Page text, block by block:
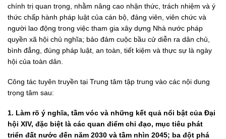
chính trị quan trọng, nhằm nâng cao nhận thức, trách nhiệm và ý
thức chấp hành pháp luật của cán bộ, đảng viên, viên chức và
người lao động trong việc tham gia xây dựng Nhà nước pháp
quyền xã hội chủ nghĩa; bảo đảm cuộc bầu cử diễn ra dân chủ,
bình đẳng, đúng pháp luật, an toàn, tiết kiệm và thực sự là ngày
hội của toàn dân.
Công tác tuyên truyền tại Trung tâm tập trung vào các nội dung
trọng tâm sau:
1. Làm rõ ý nghĩa, tầm vóc và những kết quả nổi bật của Đại
hội XIV, đặc biệt là các quan điểm chỉ đạo, mục tiêu phát
triển đất nước đến năm 2030 và tầm nhìn 2045; ba đột phá